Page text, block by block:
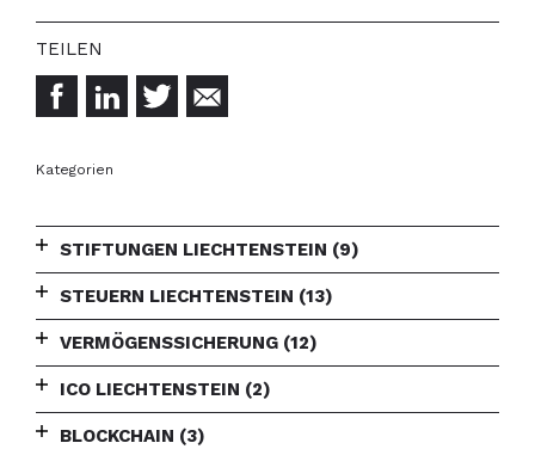
Kategorien
STIFTUNGEN LIECHTENSTEIN (9)
STEUERN LIECHTENSTEIN (13)
VERMÖGENSSICHERUNG (12)
ICO LIECHTENSTEIN (2)
BLOCKCHAIN (3)